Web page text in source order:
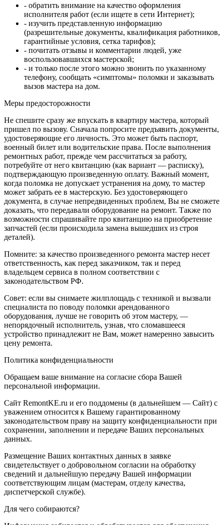
- обратить внимание на качество оформления
исполнителя работ (если ищете в сети Интернет);
- изучить представленную информацию
(разрешительные документы, квалификация работников,
гарантийные условия, сетка тарифов);
- почитать отзывы и комментарии людей, уже
воспользовавшихся мастерской;
- и только после этого можно звонить по указанному
телефону, сообщать «симптомы» поломки и заказывать
вызов мастера на дом.
Меры предосторожности
Не спешите сразу же впускать в квартиру мастера, который
пришел по вызову. Сначала попросите предъявить документы,
удостоверяющие его личность. Это может быть паспорт,
военный билет или водительские права. После выполнения
ремонтных работ, прежде чем рассчитаться за работу,
потребуйте от него квитанцию (как вариант — расписку),
подтверждающую произведенную оплату. Важный момент,
когда поломка не допускает устранения на дому, то мастер
может забрать ее в мастерскую. Без удостоверяющего
документа, в случае непредвиденных проблем, Вы не сможете
доказать, что передавали оборудование на ремонт. Также по
возможности спрашивайте про квитанцию на приобретение
запчастей (если происходила замена вышедших из строя
деталей).
Помните: за качество произведенного ремонта мастер несет
ответственность, как перед заказчиком, так и перед
владельцем сервиса в полном соответствии с
законодательством РФ.
Совет: если вы снимаете жилплощадь с техникой и вызвали
специалиста по поводу поломки арендованного
оборудования, лучше не говорить об этом мастеру, —
непорядочный исполнитель, узнав, что сломавшееся
устройство принадлежит не Вам, может намеренно завысить
цену ремонта.
Политика конфиденциальности
Обращаем ваше внимание на согласие сбора Вашей
персональной информации.
Сайт RemontKE.ru и его поддомены (в дальнейшем — Сайт) с
уважением относится к Вашему гарантированному
законодательством праву на защиту конфиденциальности при
сохранении, заполнении и передаче Ваших персональных
данных.
Размещение Ваших контактных данных в заявке
свидетельствует о добровольном согласии на обработку
сведений и дальнейшую передачу Вашей информации
соответствующим лицам (мастерам, отделу качества,
диспетчерской службе).
Для чего собираются?